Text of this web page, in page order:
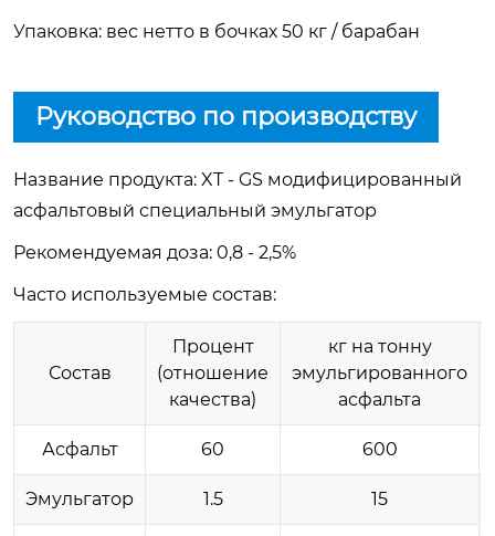
Упаковка: вес нетто в бочках 50 кг / барабан
Руководство по производству
Название продукта: XT - GS модифицированный
асфальтовый специальный эмульгатор
Рекомендуемая доза: 0,8 - 2,5%
Часто используемые состав:
Состав
Процент
(отношение
качества)
кг на тонну
эмульгированного
асфальта
Асфальт 60 600
Эмульгатор 1.5 15